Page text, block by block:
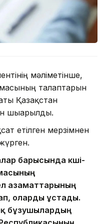
мәліметінше,
талаптарын
Қазақстан
шығарылды.
етілген мерзімнен
барысында көші-
азаматтарының
оларды ұстады.
бұзушылардың